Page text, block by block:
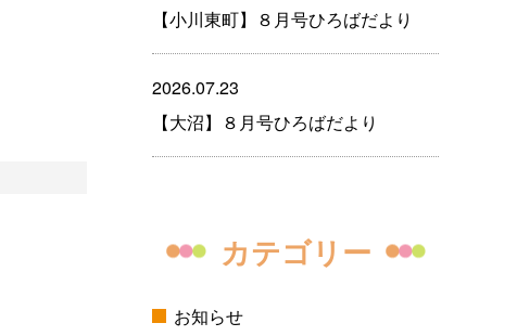
【小川東町】８月号ひろばだより
2026.07.23
【大沼】８月号ひろばだより
カテゴリー
お知らせ